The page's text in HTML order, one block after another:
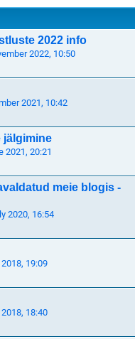
2022 info
2022, 10:50
2021, 10:42
jälgimine
2021, 20:21
meie blogis -
2020, 16:54
19:09
18:40